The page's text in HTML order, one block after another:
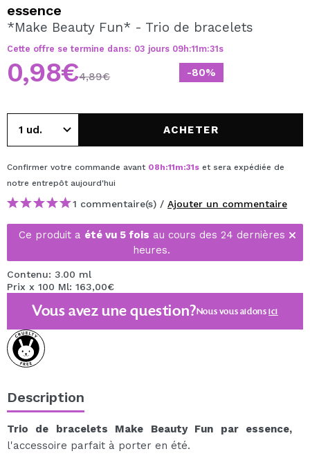
En créant un compte sur Maquibeauty.fr vous pourrez
effectuer vos achats rapidement, vérifier l'état de vos
commandes et consulter vos opérations précédentes.
essence
*Make Beauty Fun* - Trio de bracelets
Cette offre se termine dans: 03 jours 09h:11m:30s
-80%
0,98€4,89€
ACHETER
Confirmer votre commande avant 08h:11m:30s et sera expédiée de
notre entrepôt aujourd'hui
1 commentaire(s) / Ajouter un commentaire
Ce produit a été vu 5 fois au cours des 24 dernières
heures.
Contenu: 3.00 ml
Prix x 100 Ml: 163,00€
Vous avez une question?Nous vous aidonsici
Description
Trio de bracelets Make Beauty Fun par essence,
l'accessoire parfait à porter en été.